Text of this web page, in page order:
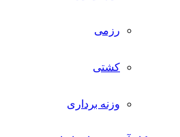
رزمی
کشتی
وزنه برداری